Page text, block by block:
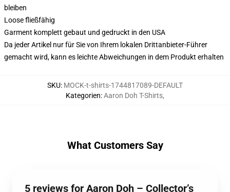
bleiben
Loose fließfähig
Garment komplett gebaut und gedruckt in den USA
Da jeder Artikel nur für Sie von Ihrem lokalen Drittanbieter-Führer
gemacht wird, kann es leichte Abweichungen in dem Produkt erhalten
SKU: MOCK-t-shirts-1744817089-DEFAULT
Kategorien:Aaron Doh T-Shirts,
What Customers Say
5 reviews for Aaron Doh – Collector’s